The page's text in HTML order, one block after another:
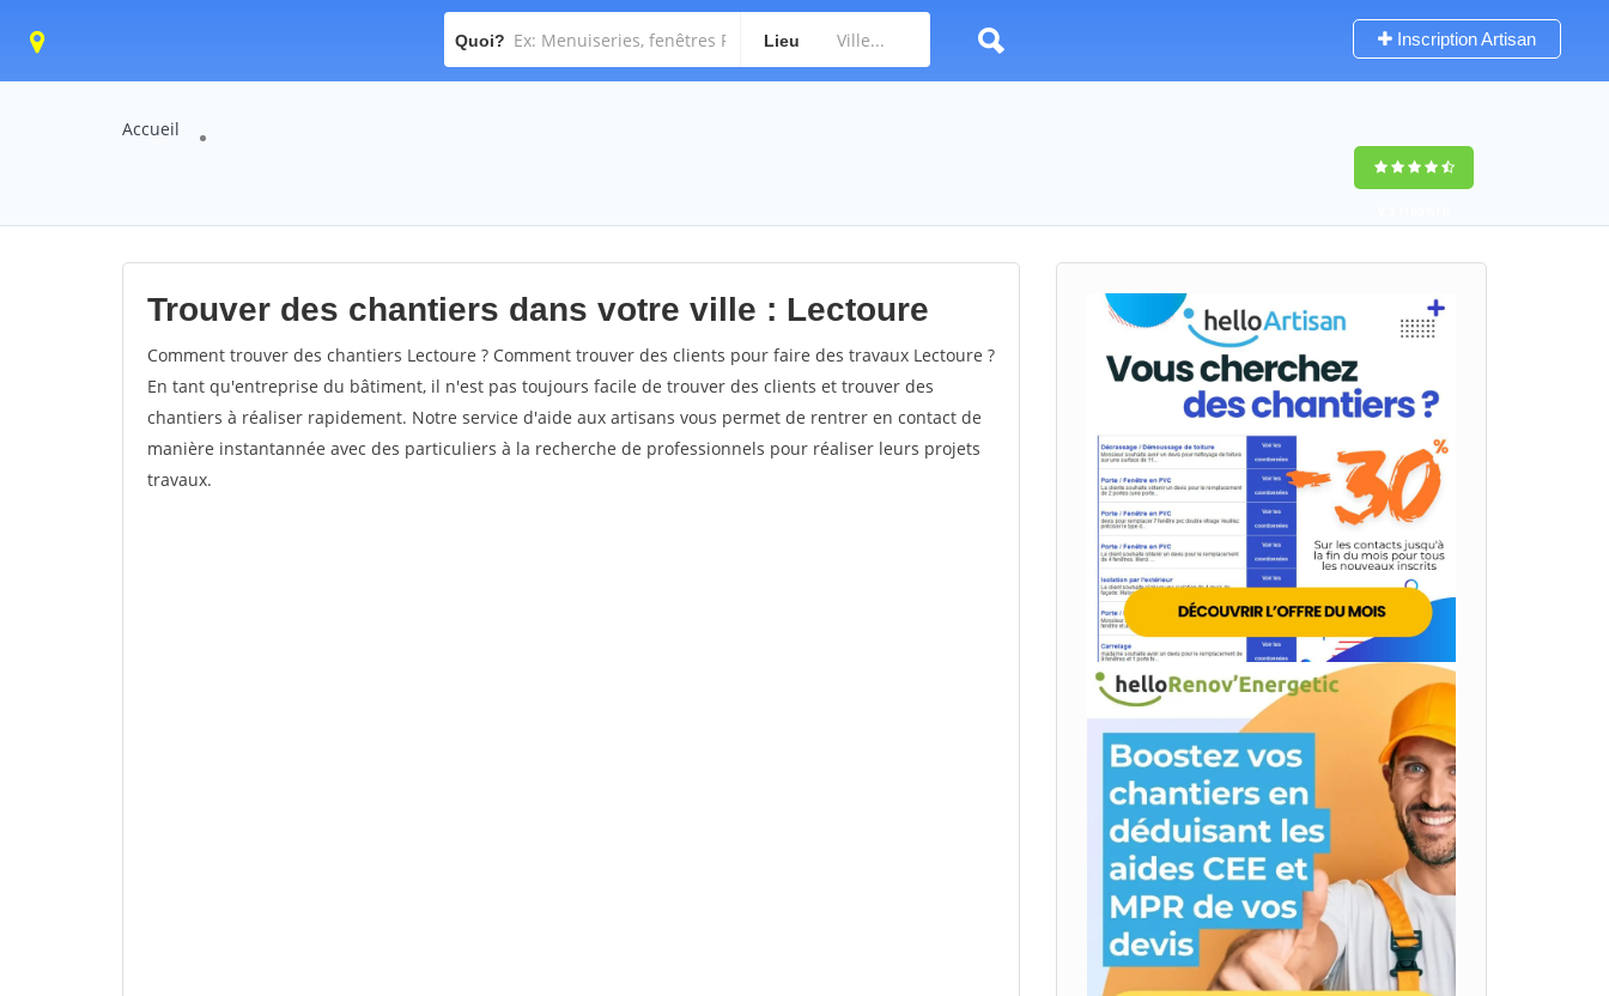
Quoi? Lieu Inscription Artisan
Accueil
Trouver des chantiers dans votre ville : Lectoure
Comment trouver des chantiers Lectoure ? Comment trouver des clients pour faire des travaux Lectoure ?
En tant qu'entreprise du bâtiment, il n'est pas toujours facile de trouver des clients et trouver des
chantiers à réaliser rapidement. Notre service d'aide aux artisans vous permet de rentrer en contact de
manière instantannée avec des particuliers à la recherche de professionnels pour réaliser leurs projets
travaux.